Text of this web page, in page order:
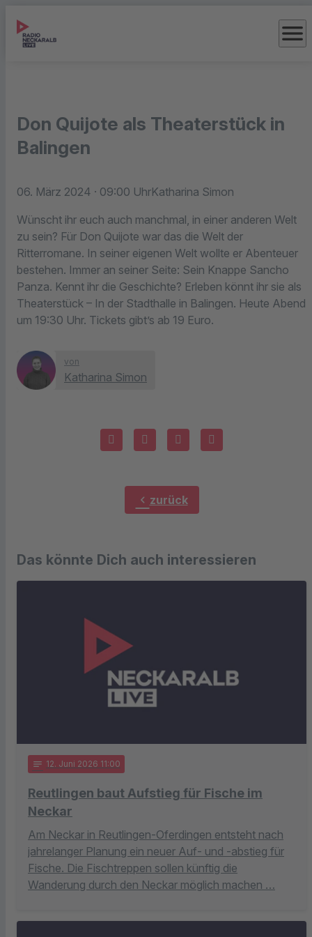
menu
Don Quijote als Theaterstück in
Balingen
06. März 2024 · 09:00 UhrKatharina Simon
Wünscht ihr euch auch manchmal, in einer anderen Welt
zu sein? Für Don Quijote war das die Welt der
Ritterromane. In seiner eigenen Welt wollte er Abenteuer
bestehen. Immer an seiner Seite: Sein Knappe Sancho
Panza. Kennt ihr die Geschichte? Erleben könnt ihr sie als
Theaterstück – In der Stadthalle in Balingen. Heute Abend
um 19:30 Uhr. Tickets gibt’s ab 19 Euro.
von
Katharina Simon
chevron_left zurück
Das könnte Dich auch interessieren
notes 12. Juni 2026 11:00
Reutlingen baut Aufstieg für Fische im
Neckar
Am Neckar in Reutlingen-Oferdingen entsteht nach
jahrelanger Planung ein neuer Auf- und -abstieg für
Fische. Die Fischtreppen sollen künftig die
Wanderung durch den Neckar möglich machen …